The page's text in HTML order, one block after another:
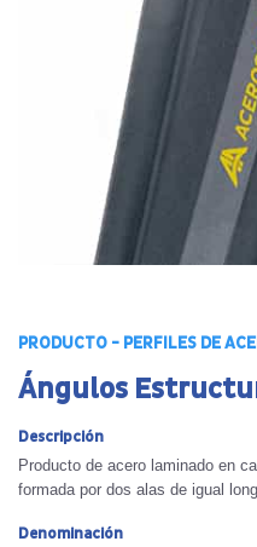
PRODUCTO - PERFILES DE
Ángulos
Descripción
Producto de acero laminado en
formada por dos alas de igual
Denominación